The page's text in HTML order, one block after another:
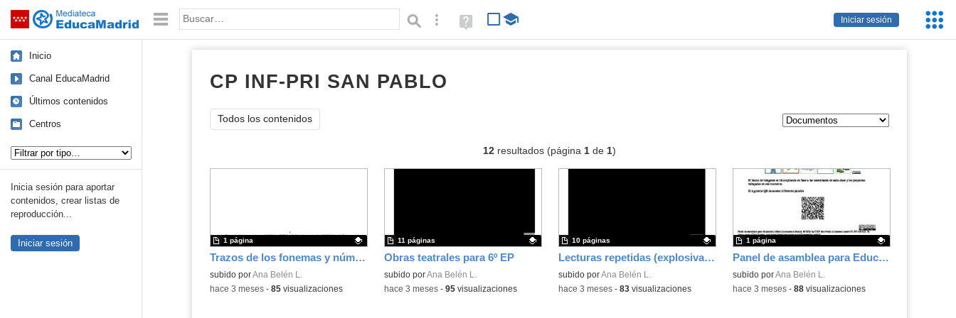
Saltar navegación
Iniciar sesión
Palabra o frase: Búsqueda avanzada
Ayuda
(en
Inicio
Canal EducaMadrid
Últimos contenidos
Centros
Inicia sesión para aportar
contenidos, crear listas de
reproducción...
Iniciar sesión
CP INF-PRI SAN PABLO
Todos los contenidos
12resultados (página 1de 1)
Trazos de los fonemas y números para Ed. Infantil
Contenido educativo.
subido porAna Belén L.
1 página
-hace 3 meses- 85visualizaciones
Obras teatrales para 6º EP
Contenido educativo.
subido porAna Belén L.
11 páginas
-hace 3 meses- 95visualizaciones
Lecturas repetidas (explosivas) Curiosidades 2º ciclo EP
Contenido educativo.
subido porAna Belén L.
10 páginas
-hace 3 meses- 83visualizaciones
Panel de asamblea para Educación Infantil
Contenido educativo.
subido porAna Belén L.
1 página
-hace 3 meses- 88visualizaciones